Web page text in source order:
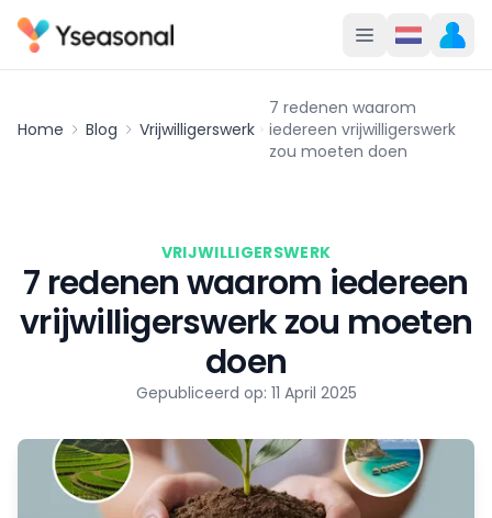
Home Blog Vrijwilligerswerk
7 redenen waarom
iedereen vrijwilligerswerk
zou moeten doen
VRIJWILLIGERSWERK
7 redenen waarom iedereen
vrijwilligerswerk zou moeten
doen
Gepubliceerd op: 11 April 2025